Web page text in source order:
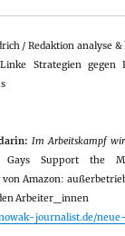
/ Redaktion analyse
Strategien gegen
Im Arbeitskampf
Gays Support the
Amazon:
Arbeiter_innen
journalist.de/